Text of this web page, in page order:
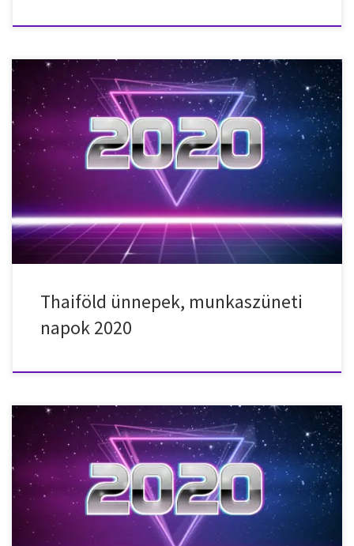
Nemzeti ünnepek, munkaszüneti napok, ünnepnapok Thaiföldön
2020-ban. 2020. január 1. – szerda – Újév 2020. január 25. –
szombat – Holdújév 2020. február 9. – vasárnap – Buddha
megvilágosodása 2020. február 10. – hétfő – Buddha
megvilágosodása 2020. április 6. – hétfő – Csakri-emléknap 2020.
április 13. – hétfő – […]
Thaiföld ünnepek, munkaszüneti
napok 2020
Nemzeti ünnepek, munkaszüneti napok, ünnepnapok Dél-
Koreában 2020-ban. 2020. január 1. – szerda – Újév 2020. január
24. – péntek – Holdújév 2020. január 25. – szombat – Holdújév
2020. január 26. – vasárnap – Holdújév 2020. március 1. – vasárnap –
A Függetlenségi Mozgalom napja 2020. április 30. – csütörtök […]